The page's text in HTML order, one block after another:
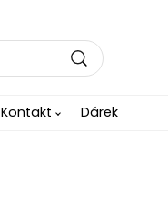
Kontakt Dárek